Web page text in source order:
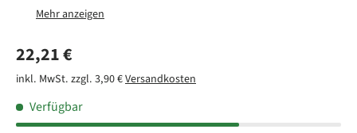
Plug-and-Play über USB-Anschluss
Vielseitige Montagemöglichkeiten: LCD-Bildschirmen,
Laptops, Tischplatten oder befestigen Sie sie auf Ihrem
eigenen Stativ
Auflösung: 1920x1080p HD, 30 fps CMOS Sensor, 16:9
Normaler Preis
22,21 €
inkl. MwSt. zzgl. 3,90 €Versandkosten
Verfügbar